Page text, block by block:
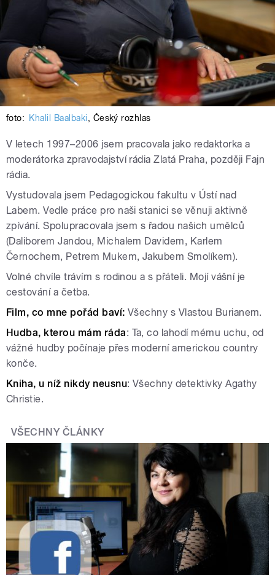
foto: Khalil Baalbaki, Český rozhlas
V letech 1997–2006 jsem pracovala jako redaktorka a
moderátorka zpravodajství rádia Zlatá Praha, později Fajn
rádia.
Vystudovala jsem Pedagogickou fakultu v Ústí nad
Labem. Vedle práce pro naši stanici se věnuji aktivně
zpívání. Spolupracovala jsem s řadou našich umělců
(Daliborem Jandou, Michalem Davidem, Karlem
Černochem, Petrem Mukem, Jakubem Smolíkem).
Volné chvíle trávím s rodinou a s přáteli. Mojí vášní je
cestování a četba.
Film, co mne pořád baví: Všechny s Vlastou Burianem.
Hudba, kterou mám ráda: Ta, co lahodí mému uchu, od
vážné hudby počínaje přes moderní americkou country
konče.
Kniha, u níž nikdy neusnu: Všechny detektivky Agathy
Christie.
VŠECHNY ČLÁNKY